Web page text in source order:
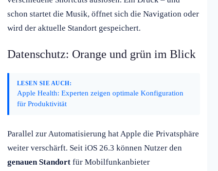
schon startet die Musik, öffnet sich die Navigation oder
wird der aktuelle Standort gespeichert.
Datenschutz: Orange und grün im Blick
LESEN SIE AUCH:
Apple Health: Experten zeigen optimale Konfiguration
für Produktivität
Parallel zur Automatisierung hat Apple die Privatsphäre
weiter verschärft. Seit iOS 26.3 können Nutzer den
genauen Standort für Mobilfunkanbieter